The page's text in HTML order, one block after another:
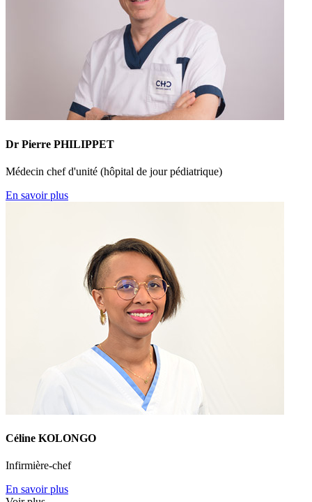
Dr Pierre PHILIPPET
Médecin chef d'unité (hôpital de jour pédiatrique)
En savoir plus
Céline KOLONGO
Infirmière-chef
En savoir plus